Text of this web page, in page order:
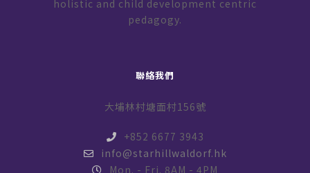
holistic and child development centric
pedagogy.
聯絡我們
大埔林村塘面村156號
+852 6677 3943
info@starhillwaldorf.hk
Mon. - Fri. 8AM - 4PM